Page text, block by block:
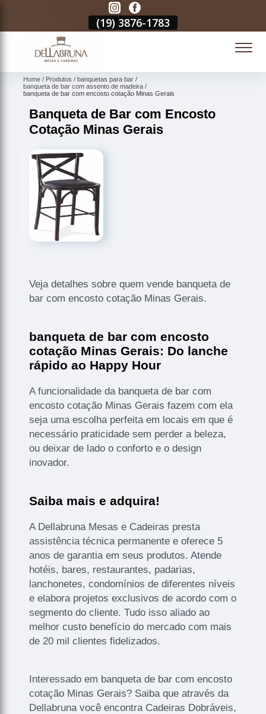
(19) 3876-1783
Home Produtos
banquetas para bar
banqueta de bar com assento de madeira
banqueta de bar com encosto cotação Minas Gerais
Banqueta de Bar com Encosto
Cotação Minas Gerais
Veja detalhes sobre quem vende banqueta de
bar com encosto cotação Minas Gerais.
banqueta de bar com encosto
cotação Minas Gerais: Do lanche
rápido ao Happy Hour
A funcionalidade da banqueta de bar com
encosto cotação Minas Gerais fazem com ela
seja uma escolha perfeita em locais em que é
necessário praticidade sem perder a beleza,
ou deixar de lado o conforto e o design
inovador.
Saiba mais e adquira!
A Dellabruna Mesas e Cadeiras presta
assistência técnica permanente e oferece 5
anos de garantia em seus produtos. Atende
hotéis, bares, restaurantes, padarias,
lanchonetes, condomínios de diferentes níveis
e elabora projetos exclusivos de acordo com o
segmento do cliente. Tudo isso aliado ao
melhor custo benefício do mercado com mais
de 20 mil clientes fidelizados.
Interessado em banqueta de bar com encosto
cotação Minas Gerais? Saiba que através da
Dellabruna você encontra Cadeiras Dobráveis,